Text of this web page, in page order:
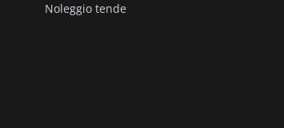
Noleggio tende